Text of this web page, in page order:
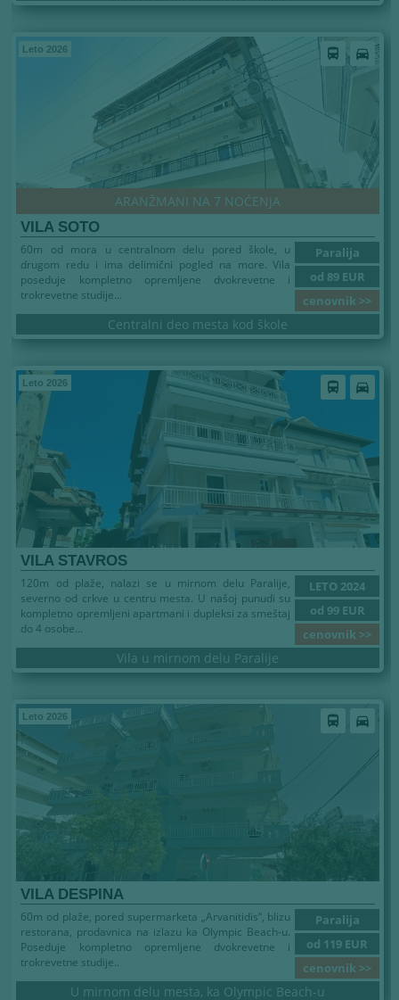
Leto 2026 directions_bus directions_car
ARANŽMANI NA 7 NOĆENJA
VILA SOTO
Paralija
od 89 EUR
cenovnik >>
60m od mora u centralnom delu pored škole, u
drugom redu i ima delimični pogled na more. Vila
poseduje kompletno opremljene dvokrevetne i
trokrevetne studije...
Centralni deo mesta kod škole
Leto 2026 directions_bus directions_car
VILA STAVROS
LETO 2024
od 99 EUR
cenovnik >>
120m od plaže, nalazi se u mirnom delu Paralije,
severno od crkve u centru mesta. U našoj punudi su
kompletno opremljeni apartmani i dupleksi za smeštaj
do 4 osobe...
Vila u mirnom delu Paralije
Leto 2026 directions_bus directions_car
VILA DESPINA
Paralija
od 119 EUR
cenovnik >>
60m od plaže, pored supermarketa „Arvanitidis“, blizu
restorana, prodavnica na izlazu ka Olympic Beach-u.
Poseduje kompletno opremljene dvokrevetne i
trokrevetne studije..
U mirnom delu mesta, ka Olympic Beach-u